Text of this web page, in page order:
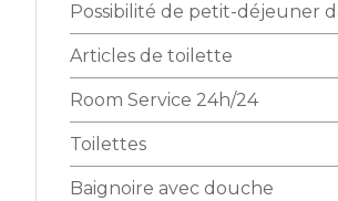
Possibilité de petit-déjeuner
Articles de toilette
Room Service 24h/24
Toilettes
Baignoire avec douche